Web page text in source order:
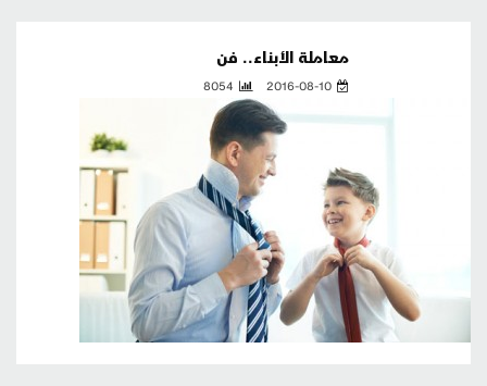
معاملة الأبناء.. فن
2016-08-10
8054